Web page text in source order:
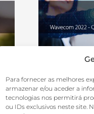
Para fornecer as melhores
armazenar e/ou aceder a
tecnologias nos permitirá
ou IDs exclusivos neste site.